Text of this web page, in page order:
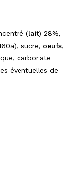
(lait) 28%,
sucre, oeufs,
carbonate
éventuelles de